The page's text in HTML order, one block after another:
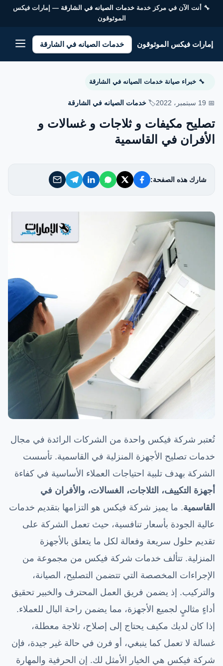
🔧 أنت الآن في مركز خدمة خدمات الصيانه في الشارقة — إمارات فيكس
الموثوقون
إمارات فيكس الموثوقون خدمات الصيانه في الشارقة
من نحن
سياسة الخصوصية
🔧 خبراء صيانة خدمات الصيانه في الشارقة
📅 19 سبتمبر، 2022 🏷️ خدمات الصيانه في الشارقة
تصليح مكيفات و ثلاجات و غسالات و
الأفران في القاسمية
شارك هذه الصفحة:
تُعتبر شركة فيكس واحدة من الشركات الرائدة في مجال
خدمات تصليح الأجهزة المنزلية في القاسمية. تأسست
الشركة بهدف تلبية احتياجات العملاء الأساسية في كفاءة
أجهزة التكييف، الثلاجات، الغسالات، والأفران في
القاسمية. ما يميز شركة فيكس هو التزامها بتقديم خدمات
عالية الجودة بأسعار تنافسية، حيث تعمل الشركة على
تقديم حلول سريعة وفعالة لكل ما يتعلق بالأجهزة
المنزلية. تتألف خدمات شركة فيكس من مجموعة من
الإجراءات المخصصة التي تتضمن التصليح، الصيانة،
والتركيب. إذ يضمن فريق العمل المحترف والخبير تحقيق
أداءٍ مثاليٍ لجميع الأجهزة، مما يضمن راحة البال للعملاء.
إذا كان لديك مكيف يحتاج إلى إصلاح، ثلاجة معطلة،
غسالة لا تعمل كما ينبغي، أو فرن في حالة غير جيدة، فإن
شركة فيكس هي الخيار الأمثل لك. إن الحرفية والمهارة